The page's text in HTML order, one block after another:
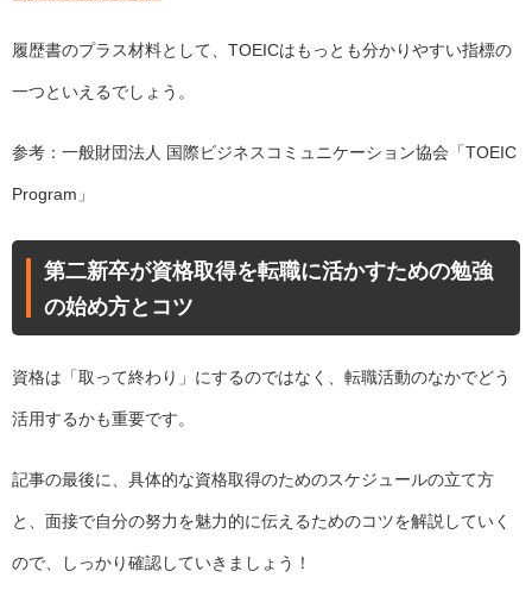
履歴書のプラス材料として、TOEICはもっとも分かりやすい指標の
一つといえるでしょう。
参考：一般財団法人 国際ビジネスコミュニケーション協会「TOEIC
Program 」
第二新卒が資格取得を転職に活かすための勉強
の始め方とコツ
資格は「取って終わり」にするのではなく、転職活動のなかでどう
活用するかも重要です。
記事の最後に、具体的な資格取得のためのスケジュールの立て方
と、面接で自分の努力を魅力的に伝えるためのコツを解説していく
ので、しっかり確認していきましょう！